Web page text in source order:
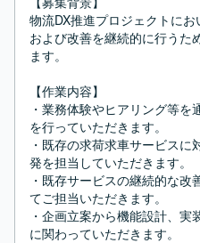
物流DX推進プロジェクトに
および改善を継続的に行うた
ます。
【作業内容】
・業務体験やヒアリング等
を行っていただきます。
・既存の求荷求車サービス
発を担当していただきます。
・既存サービスの継続的な
てご担当いただきます。
・企画立案から機能設計、
に関わっていただきます。